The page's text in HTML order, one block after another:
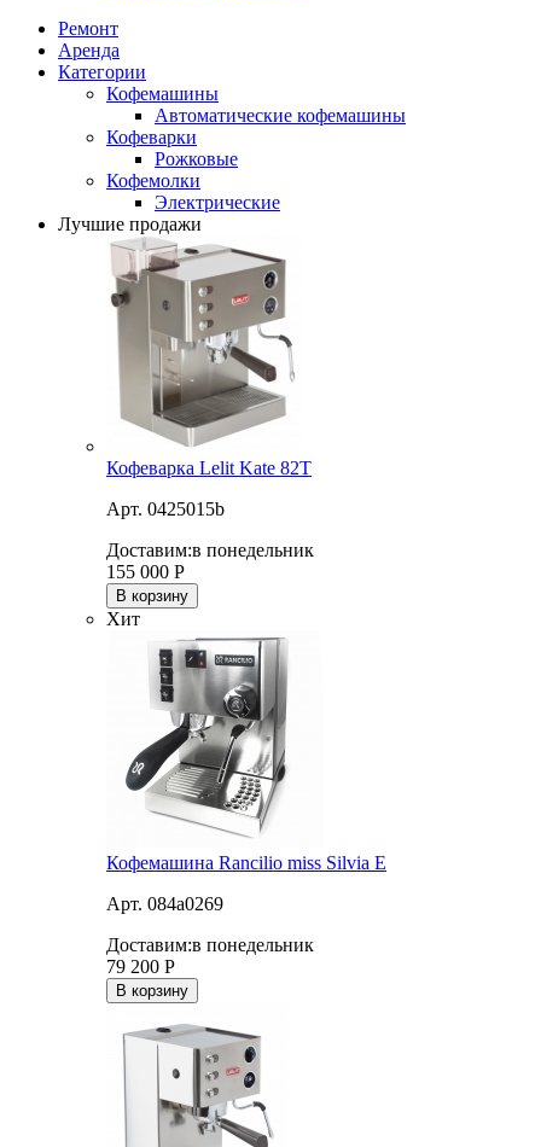
Ремонт
Аренда
Категории
Кофемашины
Автоматические кофемашины
Кофеварки
Рожковые
Кофемолки
Электрические
Лучшие продажи
Кофеварка Lelit Kate 82T
Арт. 0425015b
Доставим:в понедельник
155 000 Р
В корзину
Хит
Кофемашина Rancilio miss Silvia E
Арт. 084a0269
Доставим:в понедельник
79 200 Р
В корзину